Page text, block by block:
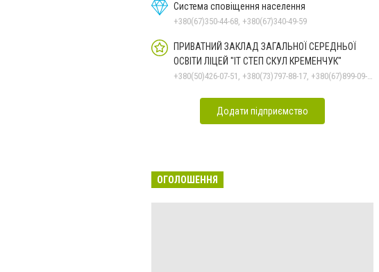
Система сповіщення населення
+380(67)350-44-68, +380(67)340-49-59
ПРИВАТНИЙ ЗАКЛАД ЗАГАЛЬНОЇ СЕРЕДНЬОЇ
ОСВІТИ ЛІЦЕЙ "ІТ СТЕП СКУЛ КРЕМЕНЧУК"
+380(50)426-07-51, +380(73)797-88-17, +380(67)899-09-16
Додати підприємство
ОГОЛОШЕННЯ